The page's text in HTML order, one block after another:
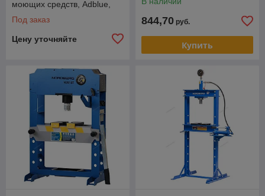
моющих средств, Adblue,
Под заказ
Цену уточняйте
844,70 руб.
Купить